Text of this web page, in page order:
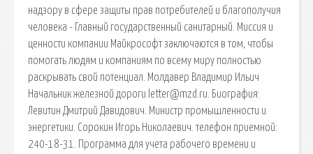
надзору в сфере защиты прав потребителей и благополучия
человека - Главный государственный санитарный. Миссия и
ценности компании Майкрософт заключаются в том, чтобы
помогать людям и компаниям по всему миру полностью
раскрывать свой потенциал. Молдавер Владимир Ильич
Начальник железной дороги letter@mzd.ru. Биография:
Левитин Дмитрий Давидович. Министр промышленности и
энергетики. Сорокин Игорь Николаевич. телефон приемной:
240-18-31. Программа для учета рабочего времени и